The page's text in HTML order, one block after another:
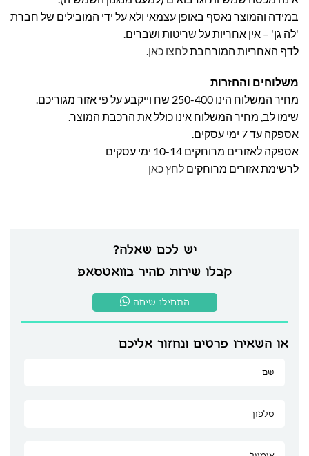
יש לכם שאלה?
קבלו שירות מהיר בוואטסאפ
התחילו שיחה
או השאירו פרטים ונחזור אליכם
במידה והמוצר נאסף באופן עצמאי ולא על ידי המובילים של חברת
'לה גן' – אין אחריות על שריטות ושברים.
לדף האחריות המורחבתלחצו כאן.
משלוחים והחזרות
מחיר המשלוח הינו 250-400 שח וייקבע על פי אזור מגוריכם.
שימו לב, מחיר המשלוח אינו כולל את הרכבת המוצר.
אספקה עד 7 ימי עסקים.
אספקה לאזורים מרוחקים 10-14 ימי עסקים
לרשימת אזורים מרוחקים לחץ כאן